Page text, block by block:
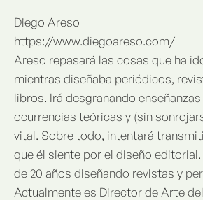
Diego Areso
https://www.diegoareso.com/
Areso repasará las cosas que ha
mientras diseñaba periódicos,
libros. Irá desgranando
ocurrencias teóricas y (sin
vital. Sobre todo, intentará
que él siente por el diseño
de 20 años diseñando revistas y
Actualmente es Director de Arte